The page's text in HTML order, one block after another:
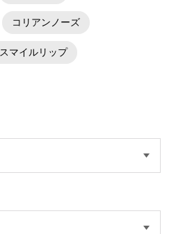
コリアンノーズ
スマイルリップ